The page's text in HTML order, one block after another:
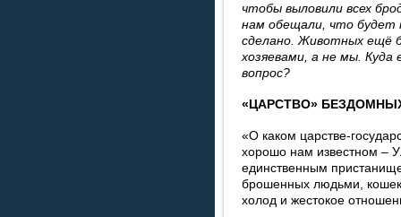
чтобы выловили всех
нам обещали, что будет
сделано. Животных ещё
хозяевами, а не мы.
вопрос?
«ЦАРСТВО»
«О каком царстве-
хорошо нам известном –
единственным
брошенных людьми, кошек
холод и жестокое